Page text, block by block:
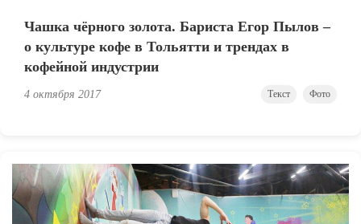
Чашка чёрного золота. Бариста Егор Пылов –
о культуре кофе в Тольятти и трендах в
кофейной индустрии
4 октября 2017 Текст Фото